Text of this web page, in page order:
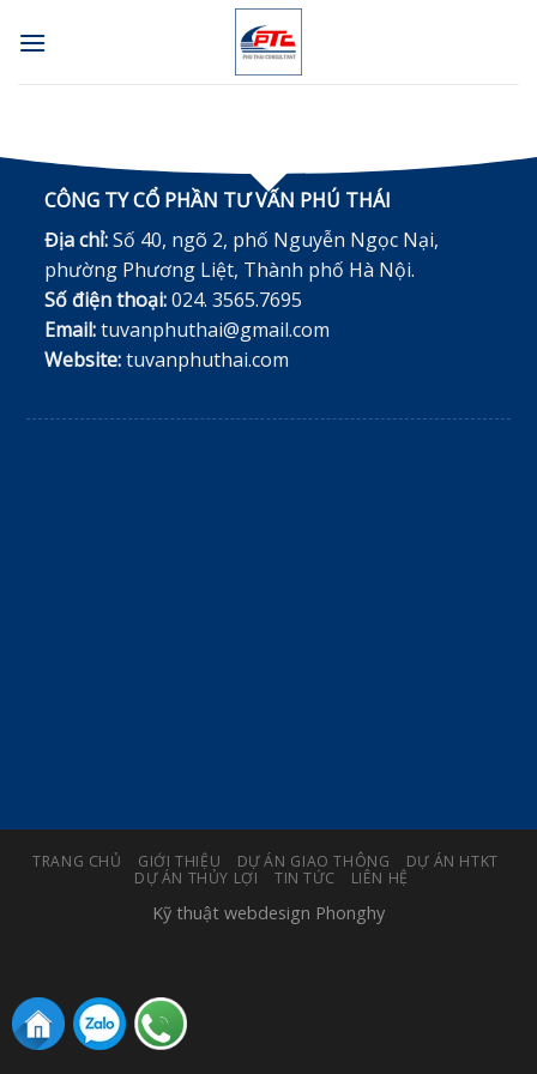
CÔNG TY CỔ PHẦN TƯ VẤN PHÚ THÁI
Địa chỉ:Số 40, ngõ 2, phố Nguyễn Ngọc Nại,
phường Phương Liệt, Thành phố Hà Nội.
Số điện thoại:024. 3565.7695
Email:tuvanphuthai@gmail.com
Website:tuvanphuthai.com
TRANG CHỦ GIỚI THIỆU DỰ ÁN GIAO THÔNG
DỰ ÁN HTKT
DỰ ÁN THỦY LỢI
TIN TỨC LIÊN HỆ
Kỹ thuật webdesign Phonghy